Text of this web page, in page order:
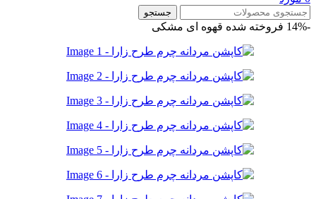
جستجو
-14% فروخته شده قهوه ای مشکی